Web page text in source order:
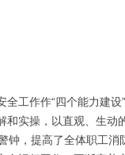
工作作“四个能力建设
实操，以直观、生动
，提高了全体职工消